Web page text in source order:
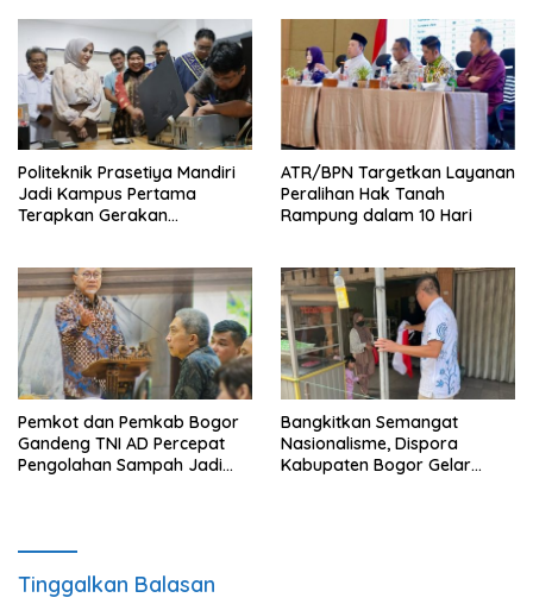
Politeknik Prasetiya Mandiri
Jadi Kampus Pertama
Terapkan Gerakan
ATR/BPN Targetkan Layanan
Peralihan Hak Tanah
Rampung dalam 10 Hari
Pemkot dan Pemkab Bogor
Gandeng TNI AD Percepat
Pengolahan Sampah Jadi
Bangkitkan Semangat
Nasionalisme, Dispora
Kabupaten Bogor Gelar
Tinggalkan Balasan